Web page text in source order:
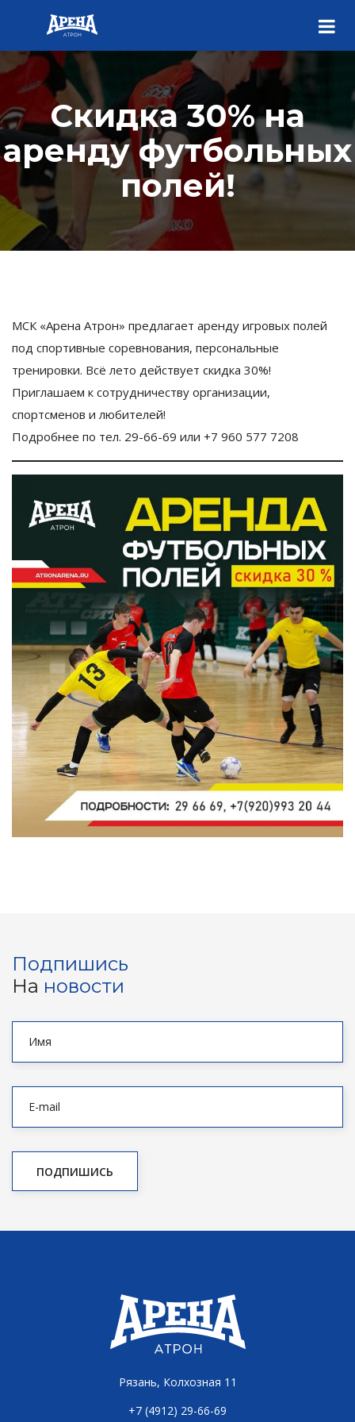
Скидка 30% на
аренду футбольных
полей!
МСК «Арена Атрон» предлагает аренду игровых полей
под спортивные соревнования, персональные
тренировки. Всё лето действует скидка 30%!
Приглашаем к сотрудничеству организации,
спортсменов и любителей!
Подробнее по тел. 29-66-69 или +7 960 577 7208
Подпишись
На новости
Рязань, Колхозная 11
+7 (4912) 29-66-69